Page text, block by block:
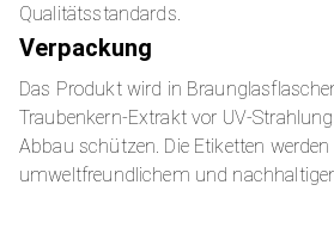
Qualitätsstandards.
Verpackung
Das Produkt wird in
Traubenkern-Extrakt vor UV-
Abbau schützen. Die Etiketten werden
umweltfreundlichem und